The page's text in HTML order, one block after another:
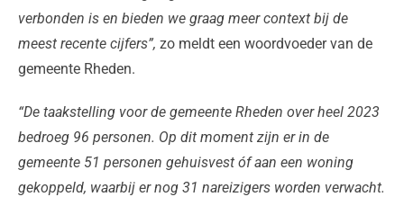
verbonden is en bieden we graag meer context bij de
meest recente cijfers”, zo meldt een woordvoeder van de
gemeente Rheden.
“De taakstelling voor de gemeente Rheden over heel 2023
bedroeg 96 personen. Op dit moment zijn er in de
gemeente 51 personen gehuisvest óf aan een woning
gekoppeld, waarbij er nog 31 nareizigers worden verwacht.